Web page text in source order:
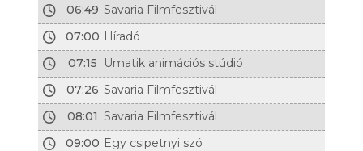
06:49 Savaria Filmfesztivál
07:00 Híradó
07:15
Umatik animációs stúdió
07:26 Savaria Filmfesztivál
08:01 Savaria Filmfesztivál
09:00 Egy csipetnyi szó